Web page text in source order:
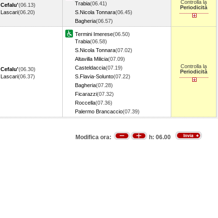
Cefalu'(06.13)
Lascari(06.20)
Trabia(06.41)
S.Nicola Tonnara(06.45)
Bagheria(06.57)
Controlla la
Periodicità
Cefalu'(06.30)
Lascari(06.37)
Termini Imerese(06.50)
Trabia(06.58)
S.Nicola Tonnara(07.02)
Altavilla Milicia(07.09)
Casteldaccia(07.19)
S.Flavia-Solunto(07.22)
Bagheria(07.28)
Ficarazzi(07.32)
Roccella(07.36)
Palermo Brancaccio(07.39)
Controlla la
Periodicità
Modifica ora: h: 06.00